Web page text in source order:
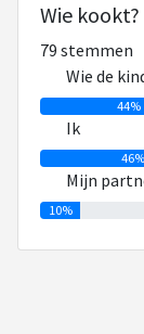
Hoe doen jullie
kookt 1 van
Wie kookt?
79 stemmen
Wie de
44%
Ik
46%
Mijn
10%